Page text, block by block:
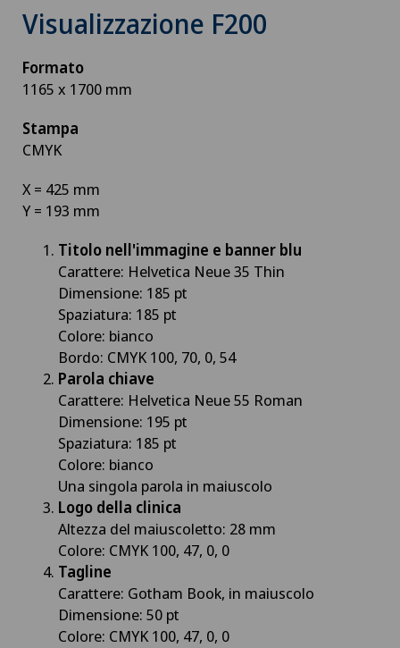
Visualizzazione F200
Formato
1165 x 1700 mm
Stampa
CMYK
X = 425 mm
Y = 193 mm
Titolo nell'immagine e banner blu
Carattere: Helvetica Neue 35 Thin
Dimensione: 185 pt
Spaziatura: 185 pt
Colore: bianco
Bordo: CMYK 100, 70, 0, 54
Parola chiave
Carattere: Helvetica Neue 55 Roman
Dimensione: 195 pt
Spaziatura: 185 pt
Colore: bianco
Una singola parola in maiuscolo
Logo della clinica
Altezza del maiuscoletto: 28 mm
Colore: CMYK 100, 47, 0, 0
Tagline
Carattere: Gotham Book, in maiuscolo
Dimensione: 50 pt
Colore: CMYK 100, 47, 0, 0